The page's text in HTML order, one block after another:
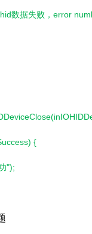
数据失败，error
{
");